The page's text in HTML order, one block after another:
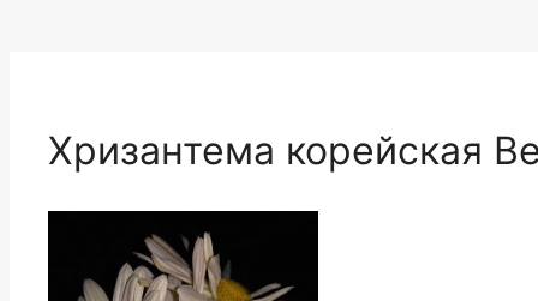
Хризантема корейская